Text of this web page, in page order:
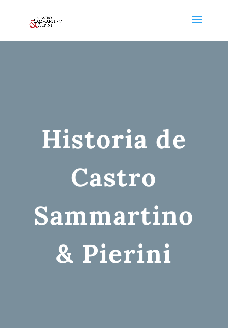
Historia de
Castro
Sammartino
& Pierini